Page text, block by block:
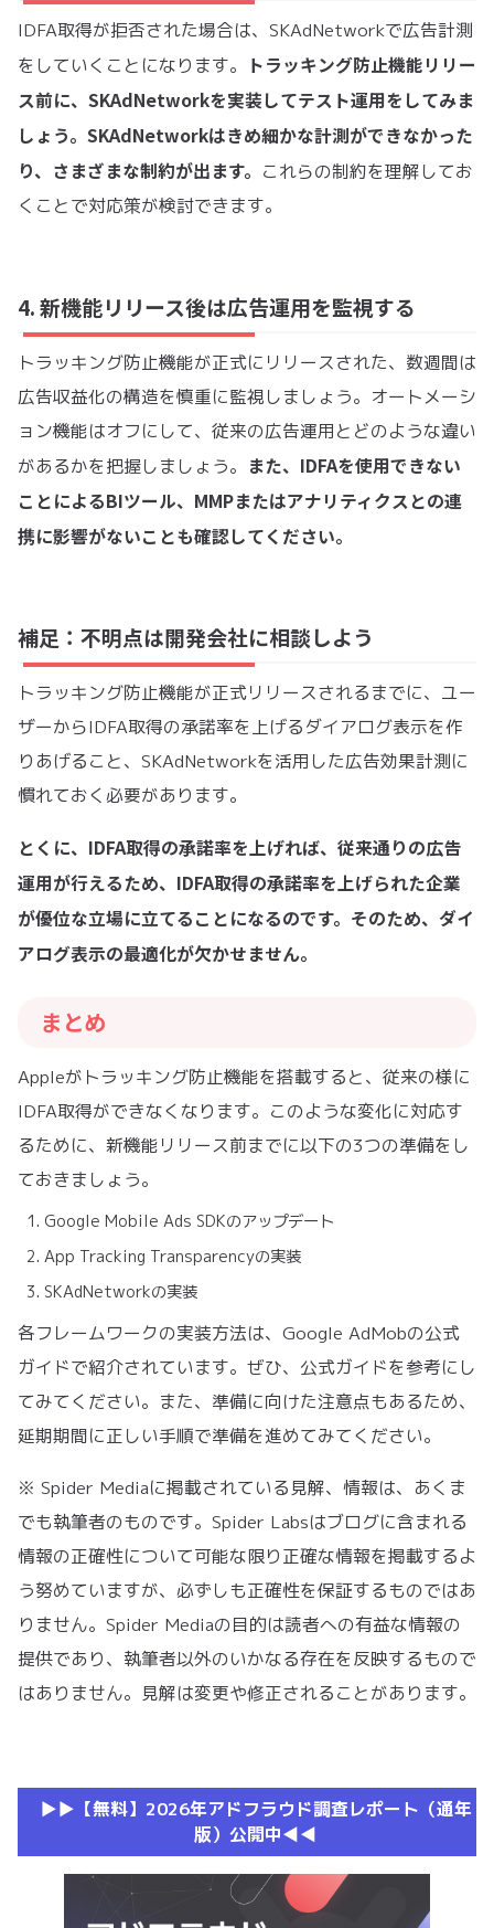
IDFA取得が拒否された場合は、SKAdNetworkで広告計測
をしていくことになります。
トラッキング防止機能リリー
ス前に、SKAdNetworkを実装してテスト運用をしてみま
しょう。SKAdNetworkはきめ細かな計測ができなかった
り、さまざまな制約が出ます。 これらの制約を理解してお
くことで対応策が検討できます。
4. 新機能リリース後は広告運用を監視する
トラッキング防止機能が正式にリリースされた、数週間は
広告収益化の構造を慎重に監視しましょう。オートメーシ
ョン機能はオフにして、従来の広告運用とどのような違い
があるかを把握しましょう。 また、IDFAを使用できない
ことによるBIツール、MMPまたはアナリティクスとの連
携に影響がないことも確認してください。
補足：不明点は開発会社に相談しよう
トラッキング防止機能が正式リリースされるまでに、ユー
ザーからIDFA取得の承諾率を上げるダイアログ表示を作
りあげること、SKAdNetworkを活用した広告効果計測に
慣れておく必要があります。
とくに、IDFA取得の承諾率を上げれば、従来通りの広告
運用が行えるため、IDFA取得の承諾率を上げられた企業
が優位な立場に立てることになるのです。そのため、ダイ
アログ表示の最適化が欠かせません。
まとめ
Appleがトラッキング防止機能を搭載すると、従来の様に
IDFA取得ができなくなります。このような変化に対応す
るために、新機能リリース前までに以下の3つの準備をし
ておきましょう。
Google Mobile Ads SDKのアップデート
App Tracking Transparencyの実装
SKAdNetworkの実装
各フレームワークの実装方法は、Google AdMobの公式
ガイドで紹介されています。ぜひ、公式ガイドを参考にし
てみてください。また、準備に向けた注意点もあるため、
延期期間に正しい手順で準備を進めてみてください。
※ Spider Mediaに掲載されている見解、情報は、あくま
でも執筆者のものです。Spider Labsはブログに含まれる
情報の正確性について可能な限り正確な情報を掲載するよ
う努めていますが、必ずしも正確性を保証するものではあ
りません。Spider Mediaの目的は読者への有益な情報の
提供であり、執筆者以外のいかなる存在を反映するもので
はありません。見解は変更や修正されることがあります。
▶︎▶︎【無料】2026年アドフラウド調査レポート（通年
版）公開中◀︎◀︎